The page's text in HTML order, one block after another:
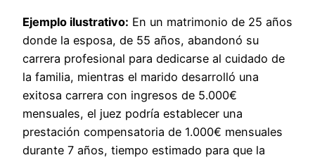
Ejemplo ilustrativo: En un matrimonio de 25 años
donde la esposa, de 55 años, abandonó su
carrera profesional para dedicarse al cuidado de
la familia, mientras el marido desarrolló una
exitosa carrera con ingresos de 5.000€
mensuales, el juez podría establecer una
prestación compensatoria de 1.000€ mensuales
durante 7 años, tiempo estimado para que la